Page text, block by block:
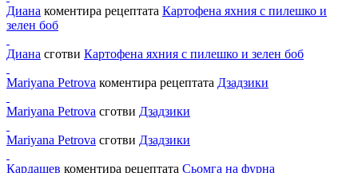
Диана коментира рецептата Картофена яхния с пилешко и
зелен боб
Диана сготви Картофена яхния с пилешко и зелен боб
Mariyana Petrova коментира рецептата Дзадзики
Mariyana Petrova сготви Дзадзики
Mariyana Petrova сготви Дзадзики
Кардашев коментира рецептата Сьомга на фурна